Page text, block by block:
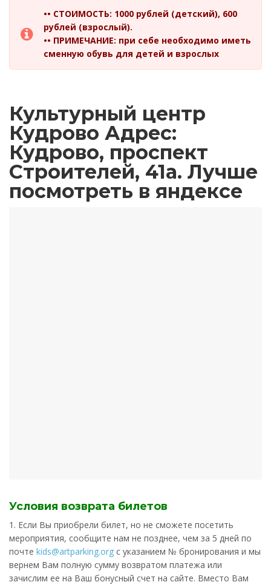
•• СТОИМОСТЬ: 1000 рублей (детский), 600
рублей (взрослый).
•• ПРИМЕЧАНИЕ: при себе необходимо иметь
сменную обувь для детей и взрослых
Культурный центр
Кудрово Адрес:
Кудрово, проспект
Строителей, 41а. Лучше
посмотреть в яндексе
Условия возврата билетов
1. Если Вы приобрели билет, но не сможете посетить
мероприятия, сообщите нам не позднее, чем за 5 дней по
почте kids@artparking.org с указанием № бронирования и мы
вернем Вам полную сумму возвратом платежа или
зачислим ее на Ваш бонусный счет на сайте. Вместо Вам